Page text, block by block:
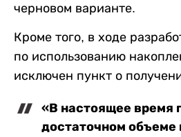
черновом варианте.
Кроме того, в ходе
по использованию
исключен пункт о
«В настоящее время
достаточном объеме